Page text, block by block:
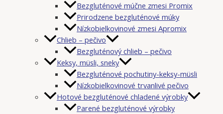
Bezgluténové múčne zmesi Promix
Prirodzene bezgluténové múky
Nízkobielkovinové zmesi Apromix
Chlieb – pečivo
Bezgluténový chlieb – pečivo
Keksy, müsli, sneky
Bezgluténové pochutiny-keksy-müsli
Nízkobielkovinové trvanlivé pečivo
Hotové bezgluténové chladené výrobky
Parené bezgluténové výrobky